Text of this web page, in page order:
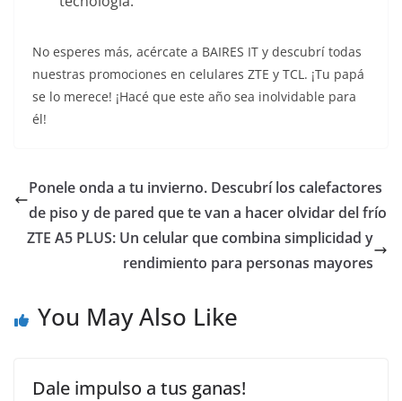
No esperes más, acércate a BAIRES IT y descubrí todas
nuestras promociones en celulares ZTE y TCL. ¡Tu papá
se lo merece! ¡Hacé que este año sea inolvidable para
él!
Ponele onda a tu invierno. Descubrí los calefactores
de piso y de pared que te van a hacer olvidar del frío
ZTE A5 PLUS: Un celular que combina simplicidad y
rendimiento para personas mayores
You May Also Like
Dale impulso a tus ganas!